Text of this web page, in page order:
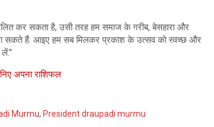
कर सकता है, उसी तरह हम समाज के गरीब, बेसहारा और
सकते हैं. आइए हम सब मिलकर प्रकाश के उत्सव को स्वच्छ और
अपना राशिफल
Murmu, President draupadi murmu